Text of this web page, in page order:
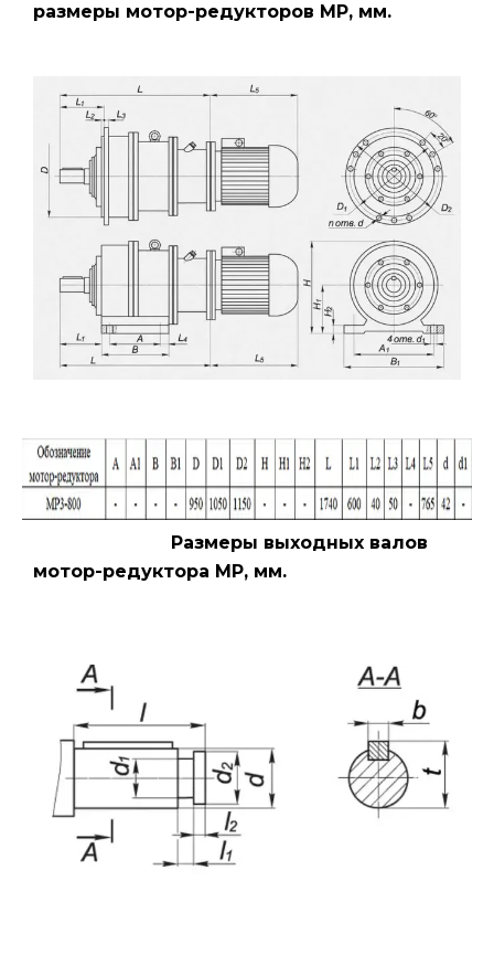
размеры мотор-редукторов МР, мм.
Размеры выходных валов
мотор-редуктора МР, мм.